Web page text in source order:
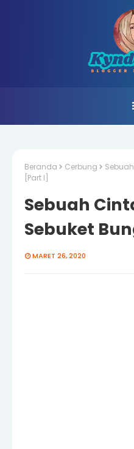
Beranda Cerbung
[Part I]
Sebuah
Sebuket
MARET 26, 2020